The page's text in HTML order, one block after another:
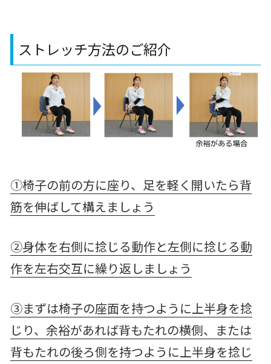
ストレッチ方法のご紹介
①椅子の前の方に座り、足を軽く開いたら背
筋を伸ばして構えましょう
②身体を右側に捻じる動作と左側に捻じる動
作を左右交互に繰り返しましょう
③まずは椅子の座面を持つように上半身を捻
じり、余裕があれば背もたれの横側、または
背もたれの後ろ側を持つように上半身を捻じ